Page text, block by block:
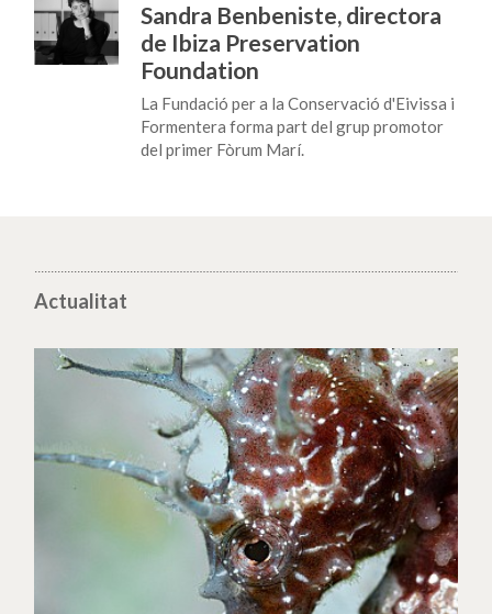
Sandra Benbeniste, directora
de Ibiza Preservation
Foundation
La Fundació per a la Conservació d'Eivissa i
Formentera forma part del grup promotor
del primer Fòrum Marí.
Actualitat